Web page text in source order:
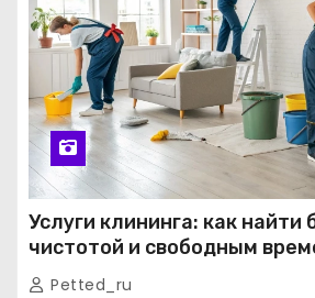
Услуги клининга: как
чистотой и свободным
Petted_ru